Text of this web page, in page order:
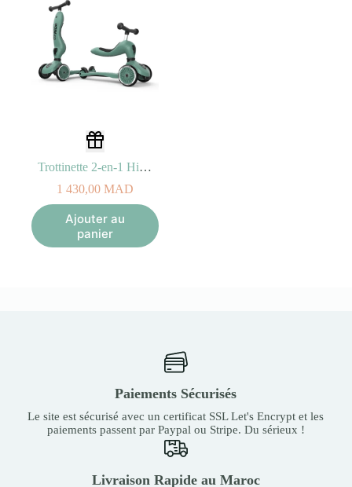
Trottinette 2-en-1 Highwaykick 1 – Forest
1 430,00 MAD
Ajouter au
panier
Paiements Sécurisés
Le site est sécurisé avec un certificat SSL Let's Encrypt et les
paiements passent par Paypal ou Stripe. Du sérieux !
Livraison Rapide au Maroc